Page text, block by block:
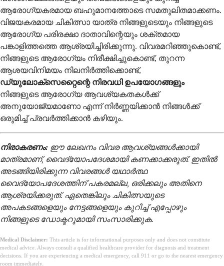
ആരോഗ്യകരമായ ബഹുമാനത്തോടെ സമതുലിതമാക്കണം.
വിജയകരമായ ചികിത്സാ യാത്ര നിങ്ങളുടെയും നിങ്ങളുടെ
ആരോഗ്യ പരിരക്ഷാ ദാതാവിന്റെയും ശക്തമായ
പങ്കാളിത്തത്തെ ആശ്രയിച്ചിരിക്കുന്നു. വിവരമറിഞ്ഞുകൊണ്ട്,
നിങ്ങളുടെ ആരോഗ്യം നിരീക്ഷിച്ചുകൊണ്ട്, തുറന്ന
ആശയവിനിമയം നിലനിർത്തിക്കൊണ്ട്,
ഡ്യുലോക്സെറ്റൈന്റെ നിരവധി ഉപയോഗങ്ങളും
നിങ്ങളുടെ ആരോഗ്യ ആവശ്യകതകൾക്ക്
അനുയോജ്യമാണോ എന്ന് നിർണ്ണയിക്കാൻ നിങ്ങൾക്ക്
ഒരുമിച്ച് പ്രവർത്തിക്കാൻ കഴിയും.
നിരാകരണം: ഈ ലേഖനം വിവര ആവശ്യങ്ങൾക്കായി
മാത്രമാണ്, വൈദ്യോപദേശമായി കണക്കാക്കരുത്. ഇതിൽ
അടങ്ങിയിരിക്കുന്ന വിവരങ്ങൾ യഥാർത്ഥ
വൈദ്യോപദേശത്തിന് പകരമല്ല, ഒരിക്കലും അതിനെ
ആശ്രയിക്കരുത്. ഏതെങ്കിലും ചികിത്സയുടെ
അപകടങ്ങളെയും നേട്ടങ്ങളെയും കുറിച്ച് എപ്പോഴും
നിങ്ങളുടെ ഡോക്ടറുമായി സംസാരിക്കുക.
Medical Disclaimer: This article is for informational purposes only and does not constitute
medical advice. Always consult a qualified healthcare provider for diagnosis and treatment
decisions. If you are experiencing a medical emergency, call 911 or go to the nearest emergency
room immediately.